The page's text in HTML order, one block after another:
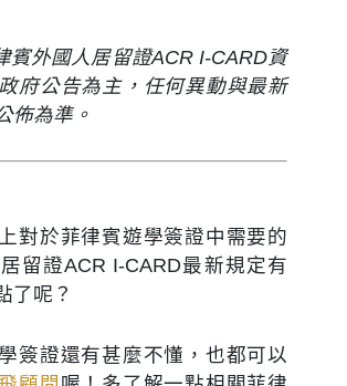
賓外國人居留證ACR I-CARD資
府公告為主，任何異動與最新
佈為準。
對於菲律賓遊學簽證中需要的
留證ACR I-CARD最新規定有
了呢？
簽證還有甚麼不懂，也都可以